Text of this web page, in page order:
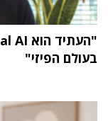
בעולם הפיזי"